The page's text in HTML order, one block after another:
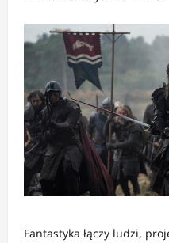
Fantastyka łączy ludzi,